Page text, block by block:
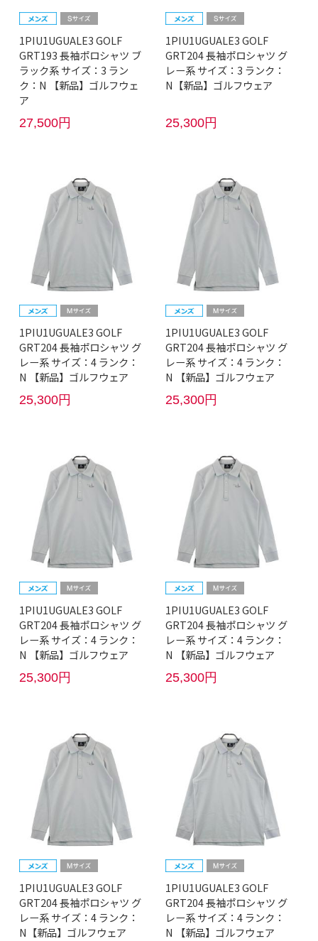
1PIU1UGUALE3 GOLF
GRT193 長袖ポロシャツ ブ
ラック系 サイズ：3 ラン
ク：N 【新品】ゴルフウェ
ア
27,500円
1PIU1UGUALE3 GOLF
GRT204 長袖ポロシャツ グ
レー系 サイズ：3 ランク：
N【新品】ゴルフウェア
25,300円
1PIU1UGUALE3 GOLF
GRT204 長袖ポロシャツ グ
レー系 サイズ：4 ランク：
N 【新品】ゴルフウェア
25,300円
1PIU1UGUALE3 GOLF
GRT204 長袖ポロシャツ グ
レー系 サイズ：4 ランク：
N 【新品】ゴルフウェア
25,300円
1PIU1UGUALE3 GOLF
GRT204 長袖ポロシャツ グ
レー系 サイズ：4 ランク：
N 【新品】ゴルフウェア
25,300円
1PIU1UGUALE3 GOLF
GRT204 長袖ポロシャツ グ
レー系 サイズ：4 ランク：
N 【新品】ゴルフウェア
25,300円
1PIU1UGUALE3 GOLF
GRT204 長袖ポロシャツ グ
レー系 サイズ：4 ランク：
N【新品】ゴルフウェア
1PIU1UGUALE3 GOLF
GRT204 長袖ポロシャツ グ
レー系 サイズ：4 ランク：
N 【新品】ゴルフウェア